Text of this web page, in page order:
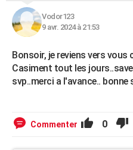
Vodor123
9 avr. 2024 à 21:53
Bonsoir, je reviens vers
Casiment tout les
svp..merci a l'avance.. bonne
Commenter 0